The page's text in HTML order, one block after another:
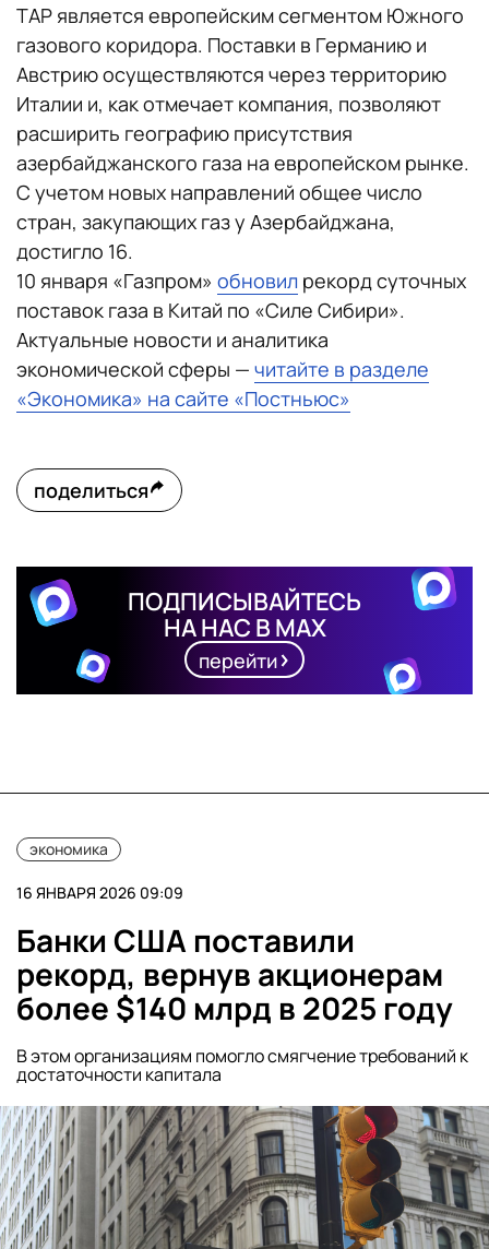
TAP является европейским сегментом Южного
газового коридора. Поставки в Германию и
Австрию осуществляются через территорию
Италии и, как отмечает компания, позволяют
расширить географию присутствия
азербайджанского газа на европейском рынке.
С учетом новых направлений общее число
стран, закупающих газ у Азербайджана,
достигло 16.
10 января «Газпром» обновил рекорд суточных
поставок газа в Китай по «Силе Сибири».
Актуальные новости и аналитика
экономической сферы — читайте в разделе
«Экономика» на сайте «Постньюс»
поделиться
ПОДПИСЫВАЙТЕСЬ
НА НАС В MAX
перейти
экономика
16 ЯНВАРЯ 2026 09:09
Банки США поставили
рекорд, вернув акционерам
более $140 млрд в 2025 году
В этом организациям помогло смягчение требований к
достаточности капитала